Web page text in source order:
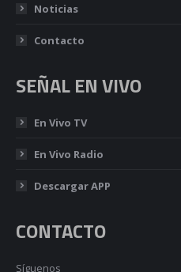
Noticias
Contacto
SEÑAL EN VIVO
En Vivo TV
En Vivo Radio
Descargar APP
CONTACTO
Síguenos